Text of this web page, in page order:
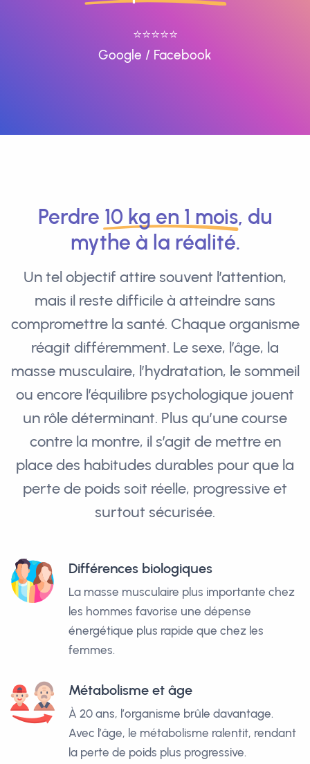
⭐️⭐️⭐️⭐️⭐️
Google / Facebook
Perdre 10 kg en 1 mois, du
mythe à la réalité.
Un tel objectif attire souvent l’attention,
mais il reste difficile à atteindre sans
compromettre la santé. Chaque organisme
réagit différemment. Le sexe, l’âge, la
masse musculaire, l’hydratation, le sommeil
ou encore l’équilibre psychologique jouent
un rôle déterminant. Plus qu’une course
contre la montre, il s’agit de mettre en
place des habitudes durables pour que la
perte de poids soit réelle, progressive et
surtout sécurisée.
Différences biologiques
La masse musculaire plus importante chez
les hommes favorise une dépense
énergétique plus rapide que chez les
femmes.
Métabolisme et âge
À 20 ans, l’organisme brûle davantage.
Avec l’âge, le métabolisme ralentit, rendant
la perte de poids plus progressive.